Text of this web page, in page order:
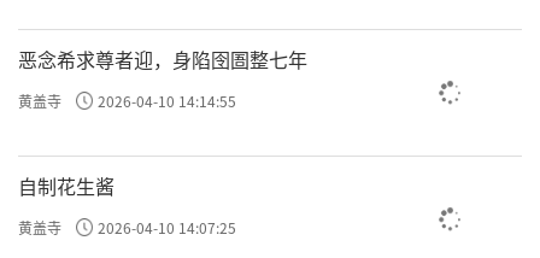
恶念希求尊者迎，身陷囹圄整七年
黄盖寺 2026-04-10 14:14:55
自制花生酱
黄盖寺 2026-04-10 14:07:25